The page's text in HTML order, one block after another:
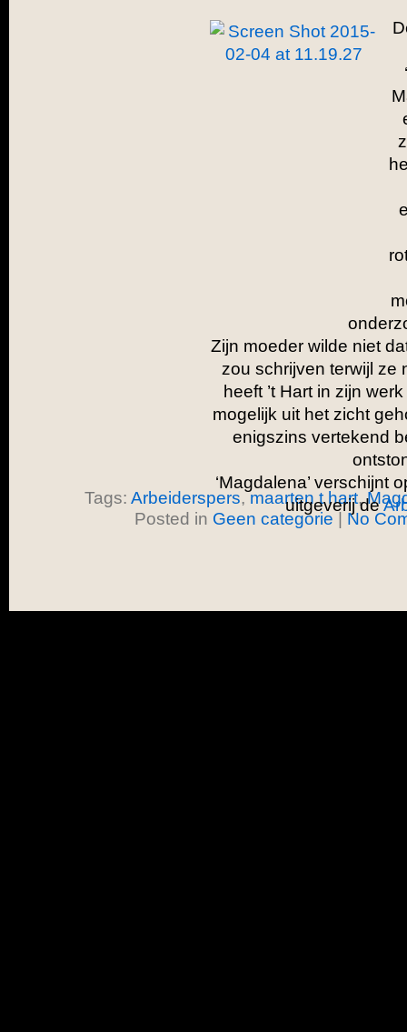
Zijn moeder wilde niet
zou schrijven terwijl ze
heeft ’t Hart in zijn
mogelijk uit het zicht
enigszins vertekend
‘Magdalena’ verschijnt
uitgeverij de
Tags: Arbeiderspers,maarten t hart,
Posted in Geen categorie | No